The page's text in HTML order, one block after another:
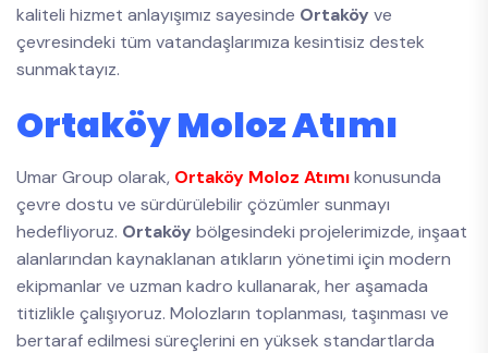
kaliteli hizmet anlayışımız sayesinde Ortaköy ve
çevresindeki tüm vatandaşlarımıza kesintisiz destek
sunmaktayız.
Ortaköy Moloz Atımı
Umar Group olarak, Ortaköy Moloz Atımıkonusunda
çevre dostu ve sürdürülebilir çözümler sunmayı
hedefliyoruz. Ortaköy bölgesindeki projelerimizde, inşaat
alanlarından kaynaklanan atıkların yönetimi için modern
ekipmanlar ve uzman kadro kullanarak, her aşamada
titizlikle çalışıyoruz. Molozların toplanması, taşınması ve
bertaraf edilmesi süreçlerini en yüksek standartlarda